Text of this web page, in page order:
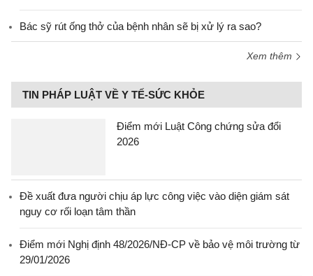
Bác sỹ rút ống thở của bệnh nhân sẽ bị xử lý ra sao?
Xem thêm
TIN PHÁP LUẬT VỀ Y TẾ-SỨC KHỎE
Điểm mới Luật Công chứng sửa đổi
2026
Đề xuất đưa người chịu áp lực công việc vào diện giám sát
nguy cơ rối loạn tâm thần
Điểm mới Nghị định 48/2026/NĐ-CP về bảo vệ môi trường từ
29/01/2026